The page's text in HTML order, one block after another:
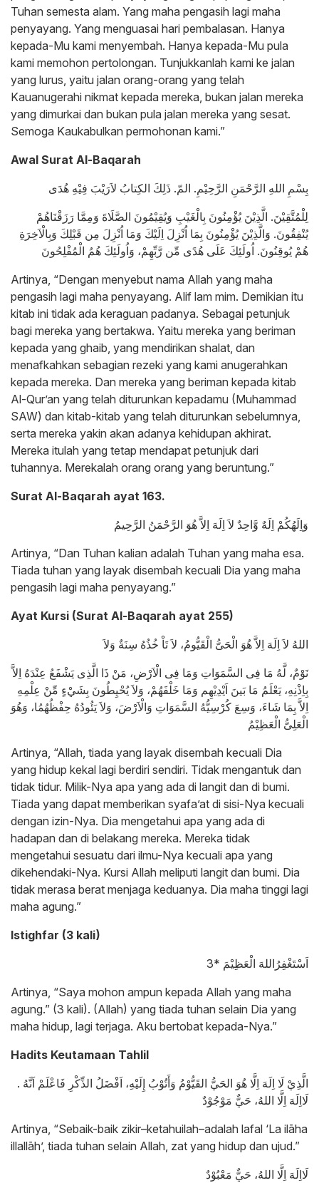
Tuhan semesta alam. Yang maha pengasih lagi maha
penyayang. Yang menguasai hari pembalasan. Hanya
kepada-Mu kami menyembah. Hanya kepada-Mu pula
kami memohon pertolongan. Tunjukkanlah kami ke jalan
yang lurus, yaitu jalan orang-orang yang telah
Kauanugerahi nikmat kepada mereka, bukan jalan mereka
yang dimurkai dan bukan pula jalan mereka yang sesat.
Semoga Kaukabulkan permohonan kami.”
Awal Surat Al-Baqarah
بِسْمِ اللهِ الرَّحْمَنِ الرَّحِيْمِ. المّ. ذَلِكَ الكِتابُ لاَرَيْبَ فِيْهِ هُدَى
لِلْمُتَّقِيْنَ. الَّذِيْنَ يُؤْمِنُونَ بِالْغَيْبِ وَيُقِيْمُونَ الصَّلَاةَ وَمِمَّا رَزَقْنَاهُمْ
يُنْفِقُونَ. وَالَّذِيْنَ يُؤْمِنُونَ بِمَا اُنْزِلَ اِلَيْكَ وَمَا اُنْزِلَ مِن قَبْلِكَ وَبِالْاَخِرَةِ
هُمْ يُوقِنُونَ. اُولَئِكَ عَلَى هُدًى مِّن رَّبِّهِمْ، وَاُولَئِكَ هُمُ الْمُفْلِحُونَ
Artinya, “Dengan menyebut nama Allah yang maha
pengasih lagi maha penyayang. Alif lam mim. Demikian itu
kitab ini tidak ada keraguan padanya. Sebagai petunjuk
bagi mereka yang bertakwa. Yaitu mereka yang beriman
kepada yang ghaib, yang mendirikan shalat, dan
menafkahkan sebagian rezeki yang kami anugerahkan
kepada mereka. Dan mereka yang beriman kepada kitab
Al-Qur’an yang telah diturunkan kepadamu (Muhammad
SAW) dan kitab-kitab yang telah diturunkan sebelumnya,
serta mereka yakin akan adanya kehidupan akhirat.
Mereka itulah yang tetap mendapat petunjuk dari
tuhannya. Merekalah orang orang yang beruntung.”
Surat Al-Baqarah ayat 163.
وَاِلَهُكُمْ اِلَهٌ وَّاحِدٌ لاَ اِلَهَ اِلاَّ هُوَ الرَّحْمَنُ الرَّحِيمُ
Artinya, “Dan Tuhan kalian adalah Tuhan yang maha esa.
Tiada tuhan yang layak disembah kecuali Dia yang maha
pengasih lagi maha penyayang.”
Ayat Kursi (Surat Al-Baqarah ayat 255)
اللهُ لاَ اِلَهَ اِلاَّ هُوَ الْحَىُّ الْقَيُّومُ، لاَ تَاْ خُذُهُ سِنَةٌ وَلاَ
نَوْمٌ، لَّهُ مَا فِى السَّمَوَاتِ وَمَا فِى الْاَرْضِ، مَنْ ذَا الَّذِى يَشْفَعُ عِنْدَهُ اِلاَّ
بِاِذْنِهِ، يَعْلَمُ مَا بَينَ اَيْدِيْهِم وَمَا خَلْفَهُمْ، وَلاَ يُحْيِطُونَ بِشَيْءٍ مِّنْ عِلْمِهِ
اِلاَّ بِمَا شَاءَ، وَسِعَ كُرْسِيُّهُ السَّمَوَاتِ وَالْاَرْضَ، وَلاَ يَئُودُهُ حِفْظُهُمُا، وَهُوَ
الْعَلِىُّ الْعَظِيْمُ
Artinya, “Allah, tiada yang layak disembah kecuali Dia
yang hidup kekal lagi berdiri sendiri. Tidak mengantuk dan
tidak tidur. Milik-Nya apa yang ada di langit dan di bumi.
Tiada yang dapat memberikan syafa’at di sisi-Nya kecuali
dengan izin-Nya. Dia mengetahui apa yang ada di
hadapan dan di belakang mereka. Mereka tidak
mengetahui sesuatu dari ilmu-Nya kecuali apa yang
dikehendaki-Nya. Kursi Allah meliputi langit dan bumi. Dia
tidak merasa berat menjaga keduanya. Dia maha tinggi lagi
maha agung.”
Istighfar (3 kali)
اَسْتَغْفِرُاللهَ الْعَظِيْمَ *3
Artinya, “Saya mohon ampun kepada Allah yang maha
agung.” (3 kali). (Allah) yang tiada tuhan selain Dia yang
maha hidup, lagi terjaga. Aku bertobat kepada-Nya.”
Hadits Keutamaan Tahlil
. الَّذِيْ لَا اِلَهَ اِلَّا هُوَ الحَيُّ القَيُّوْمُ وَأَتُوْبُ إِلَيْهِ، اَفْضَلُ الذِّكْرِ فَاعْلَمْ اَنَّهُ
لَااِلَهَ اِلَّا اللهُ، حَيٌّ مَوْجُوْدٌ
Artinya, “Sebaik-baik zikir–ketahuilah–adalah lafal ‘La ilāha
illallāh’, tiada tuhan selain Allah, zat yang hidup dan ujud.”
لَااِلَهَ اِلَّا اللهُ، حَيٌّ مَعْبُوْدٌ